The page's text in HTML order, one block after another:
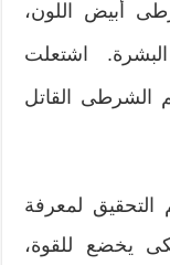
أبيض اللون،
اشتعلت
القاتل
لمعرفة
يخضع للقوة،